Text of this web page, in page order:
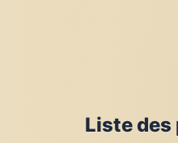
Liste des